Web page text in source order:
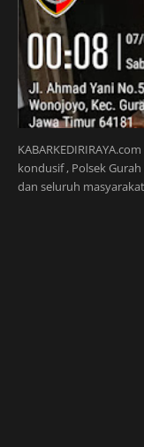
kondusif , Polsek
dan seluruh